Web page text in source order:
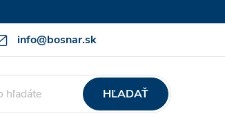
info@bosnar.sk
Obchodné podmienky
HĽADAŤ